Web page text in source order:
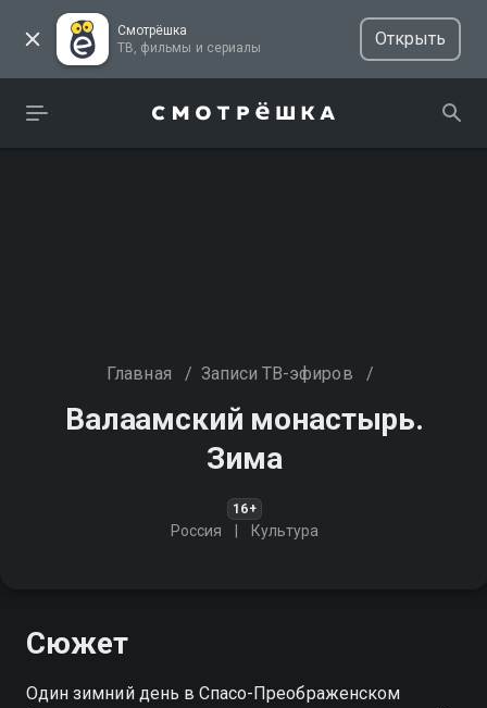
Смотрёшка
ТВ, фильмы и сериалы
Открыть
Главная / Записи ТВ-эфиров /
Валаамский монастырь.
Зима
16+
Россия Культура
Сюжет
Один зимний день в Спасо-Преображенском